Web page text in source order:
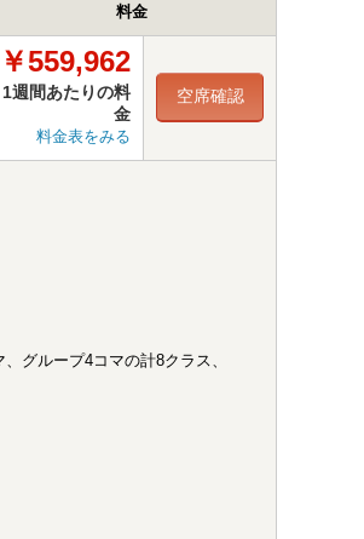
料金
￥559,962
1週間あたりの料
金
料金表をみる
空席確認
グループ4コマの計8クラス、